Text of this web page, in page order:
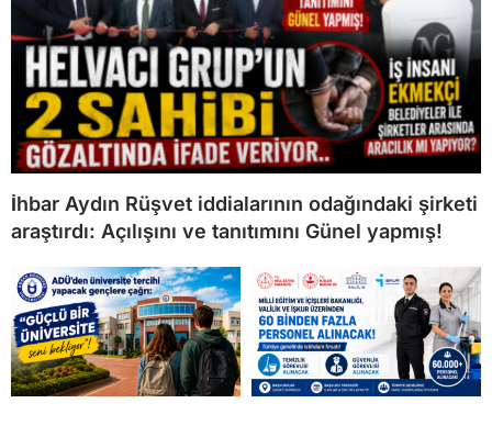
İhbar Aydın Rüşvet iddialarının odağındaki şirketi
araştırdı: Açılışını ve tanıtımını Günel yapmış!